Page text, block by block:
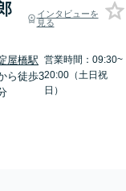
インタビューを
見る
屋橋駅
ら徒歩3
営業時間：09:30~
20:00（土日祝
日）